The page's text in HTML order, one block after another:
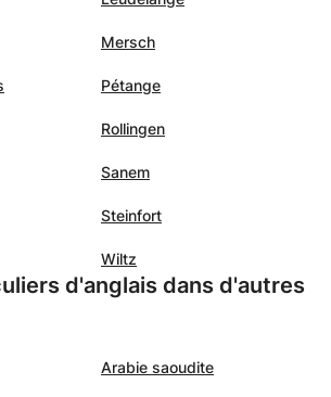
Mersch
Pétange
Rollingen
Sanem
Steinfort
Wiltz
d'anglais dans d'autres
Arabie saoudite